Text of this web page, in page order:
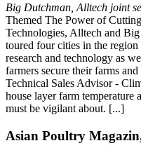
Big Dutchman, Alltech joint
Themed The Power of
Technologies, Alltech and
toured four cities in the
research and technology as
farmers secure their farms
Technical Sales Advisor -
house layer farm temperature
must be vigilant about. [...]
Asian Poultry